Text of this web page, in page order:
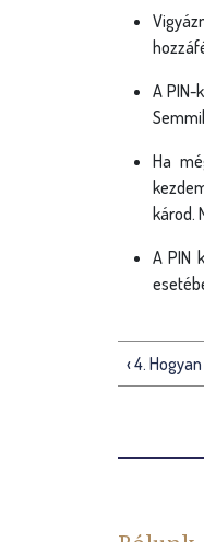
e
h
y
A PIN-
Ha
károd.
A PIN
‹ 4.